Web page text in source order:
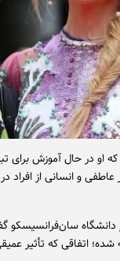
او در حال آموزش
و انسانی از افراد